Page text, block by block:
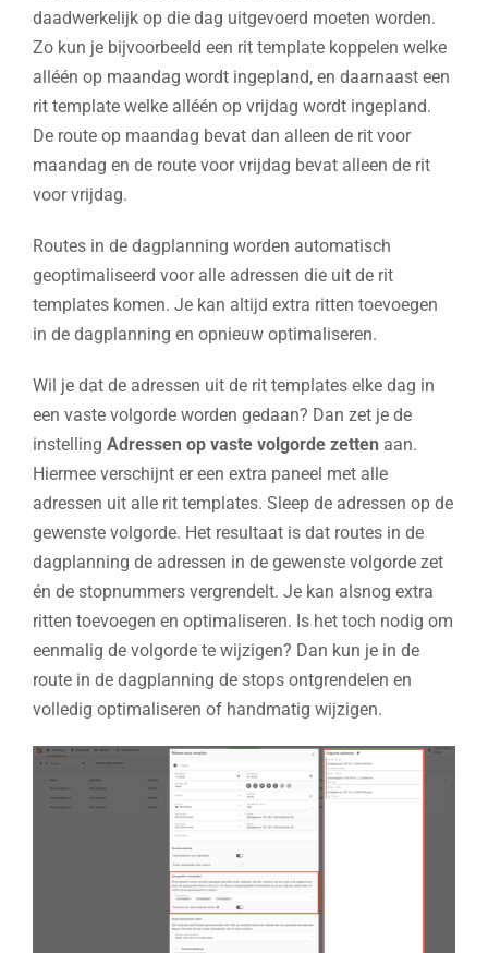
daadwerkelijk op die dag uitgevoerd moeten worden.
Zo kun je bijvoorbeeld een rit template koppelen welke
alléén op maandag wordt ingepland, en daarnaast een
rit template welke alléén op vrijdag wordt ingepland.
De route op maandag bevat dan alleen de rit voor
maandag en de route voor vrijdag bevat alleen de rit
voor vrijdag.
Routes in de dagplanning worden automatisch
geoptimaliseerd voor alle adressen die uit de rit
templates komen. Je kan altijd extra ritten toevoegen
in de dagplanning en opnieuw optimaliseren.
Wil je dat de adressen uit de rit templates elke dag in
een vaste volgorde worden gedaan? Dan zet je de
instelling Adressen op vaste volgorde zetten aan.
Hiermee verschijnt er een extra paneel met alle
adressen uit alle rit templates. Sleep de adressen op de
gewenste volgorde. Het resultaat is dat routes in de
dagplanning de adressen in de gewenste volgorde zet
én de stopnummers vergrendelt. Je kan alsnog extra
ritten toevoegen en optimaliseren. Is het toch nodig om
eenmalig de volgorde te wijzigen? Dan kun je in de
route in de dagplanning de stops ontgrendelen en
volledig optimaliseren of handmatig wijzigen.